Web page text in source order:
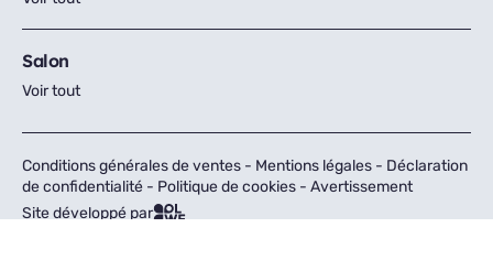
Salon
Voir tout
Conditions générales de ventes - Mentions légales - Déclaration
de confidentialité - Politique de cookies - Avertissement
Site développé par